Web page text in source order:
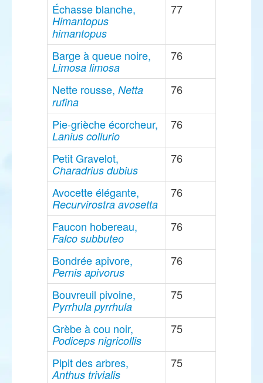
Échasse blanche,
Himantopus
himantopus
77
Barge à queue noire,
Limosa limosa
76
Nette rousse, Netta
rufina
76
Pie-grièche écorcheur,
Lanius collurio
76
Petit Gravelot,
Charadrius dubius
76
Avocette élégante,
Recurvirostra avosetta
76
Faucon hobereau,
Falco subbuteo
76
Bondrée apivore,
Pernis apivorus
76
Bouvreuil pivoine,
Pyrrhula pyrrhula
75
Grèbe à cou noir,
Podiceps nigricollis
75
Pipit des arbres,
Anthus trivialis
75